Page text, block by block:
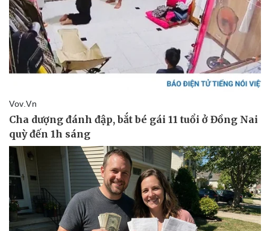
Kinh tế
Khởi nghiệp
Thị trường
Giá vàng
Tỷ giá
Chứng khoán